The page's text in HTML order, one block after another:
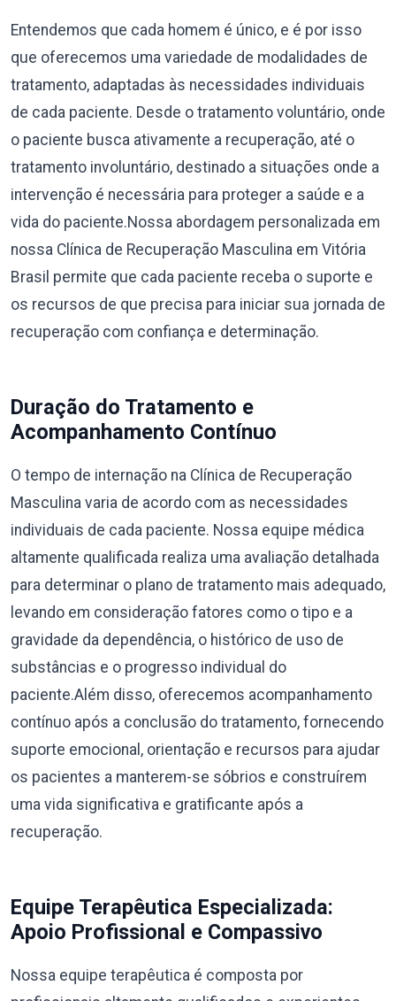
Entendemos que cada homem é único, e é por isso
que oferecemos uma variedade de modalidades de
tratamento, adaptadas às necessidades individuais
de cada paciente. Desde o tratamento voluntário, onde
o paciente busca ativamente a recuperação, até o
tratamento involuntário, destinado a situações onde a
intervenção é necessária para proteger a saúde e a
vida do paciente.Nossa abordagem personalizada em
nossa Clínica de Recuperação Masculina em Vitória
Brasil permite que cada paciente receba o suporte e
os recursos de que precisa para iniciar sua jornada de
recuperação com confiança e determinação.
Duração do Tratamento e
Acompanhamento Contínuo
O tempo de internação na Clínica de Recuperação
Masculina varia de acordo com as necessidades
individuais de cada paciente. Nossa equipe médica
altamente qualificada realiza uma avaliação detalhada
para determinar o plano de tratamento mais adequado,
levando em consideração fatores como o tipo e a
gravidade da dependência, o histórico de uso de
substâncias e o progresso individual do
paciente.Além disso, oferecemos acompanhamento
contínuo após a conclusão do tratamento, fornecendo
suporte emocional, orientação e recursos para ajudar
os pacientes a manterem-se sóbrios e construírem
uma vida significativa e gratificante após a
recuperação.
Equipe Terapêutica Especializada:
Apoio Profissional e Compassivo
Nossa equipe terapêutica é composta por